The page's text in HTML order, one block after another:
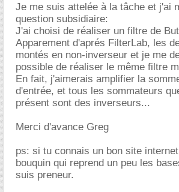
Je me suis attelée à la tâche et j'ai
question subsidiaire:
J'ai choisi de réaliser un filtre de
Apparement d'aprés FilterLab, les
montés en non-inverseur et je me
possible de réaliser le même filtre
En fait, j'aimerais amplifier la
d'entrée, et tous les sommateurs
présent sont des inverseurs...
Merci d'avance Greg
ps: si tu connais un bon site
bouquin qui reprend un peu les
suis preneur.